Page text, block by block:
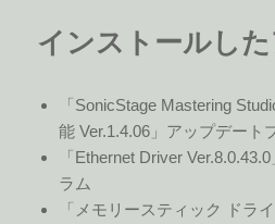
インストールし
「SonicStage Mastering
能 Ver.1.4.06」アップデート
「Ethernet Driver
ラム
「メモリースティック ドラ